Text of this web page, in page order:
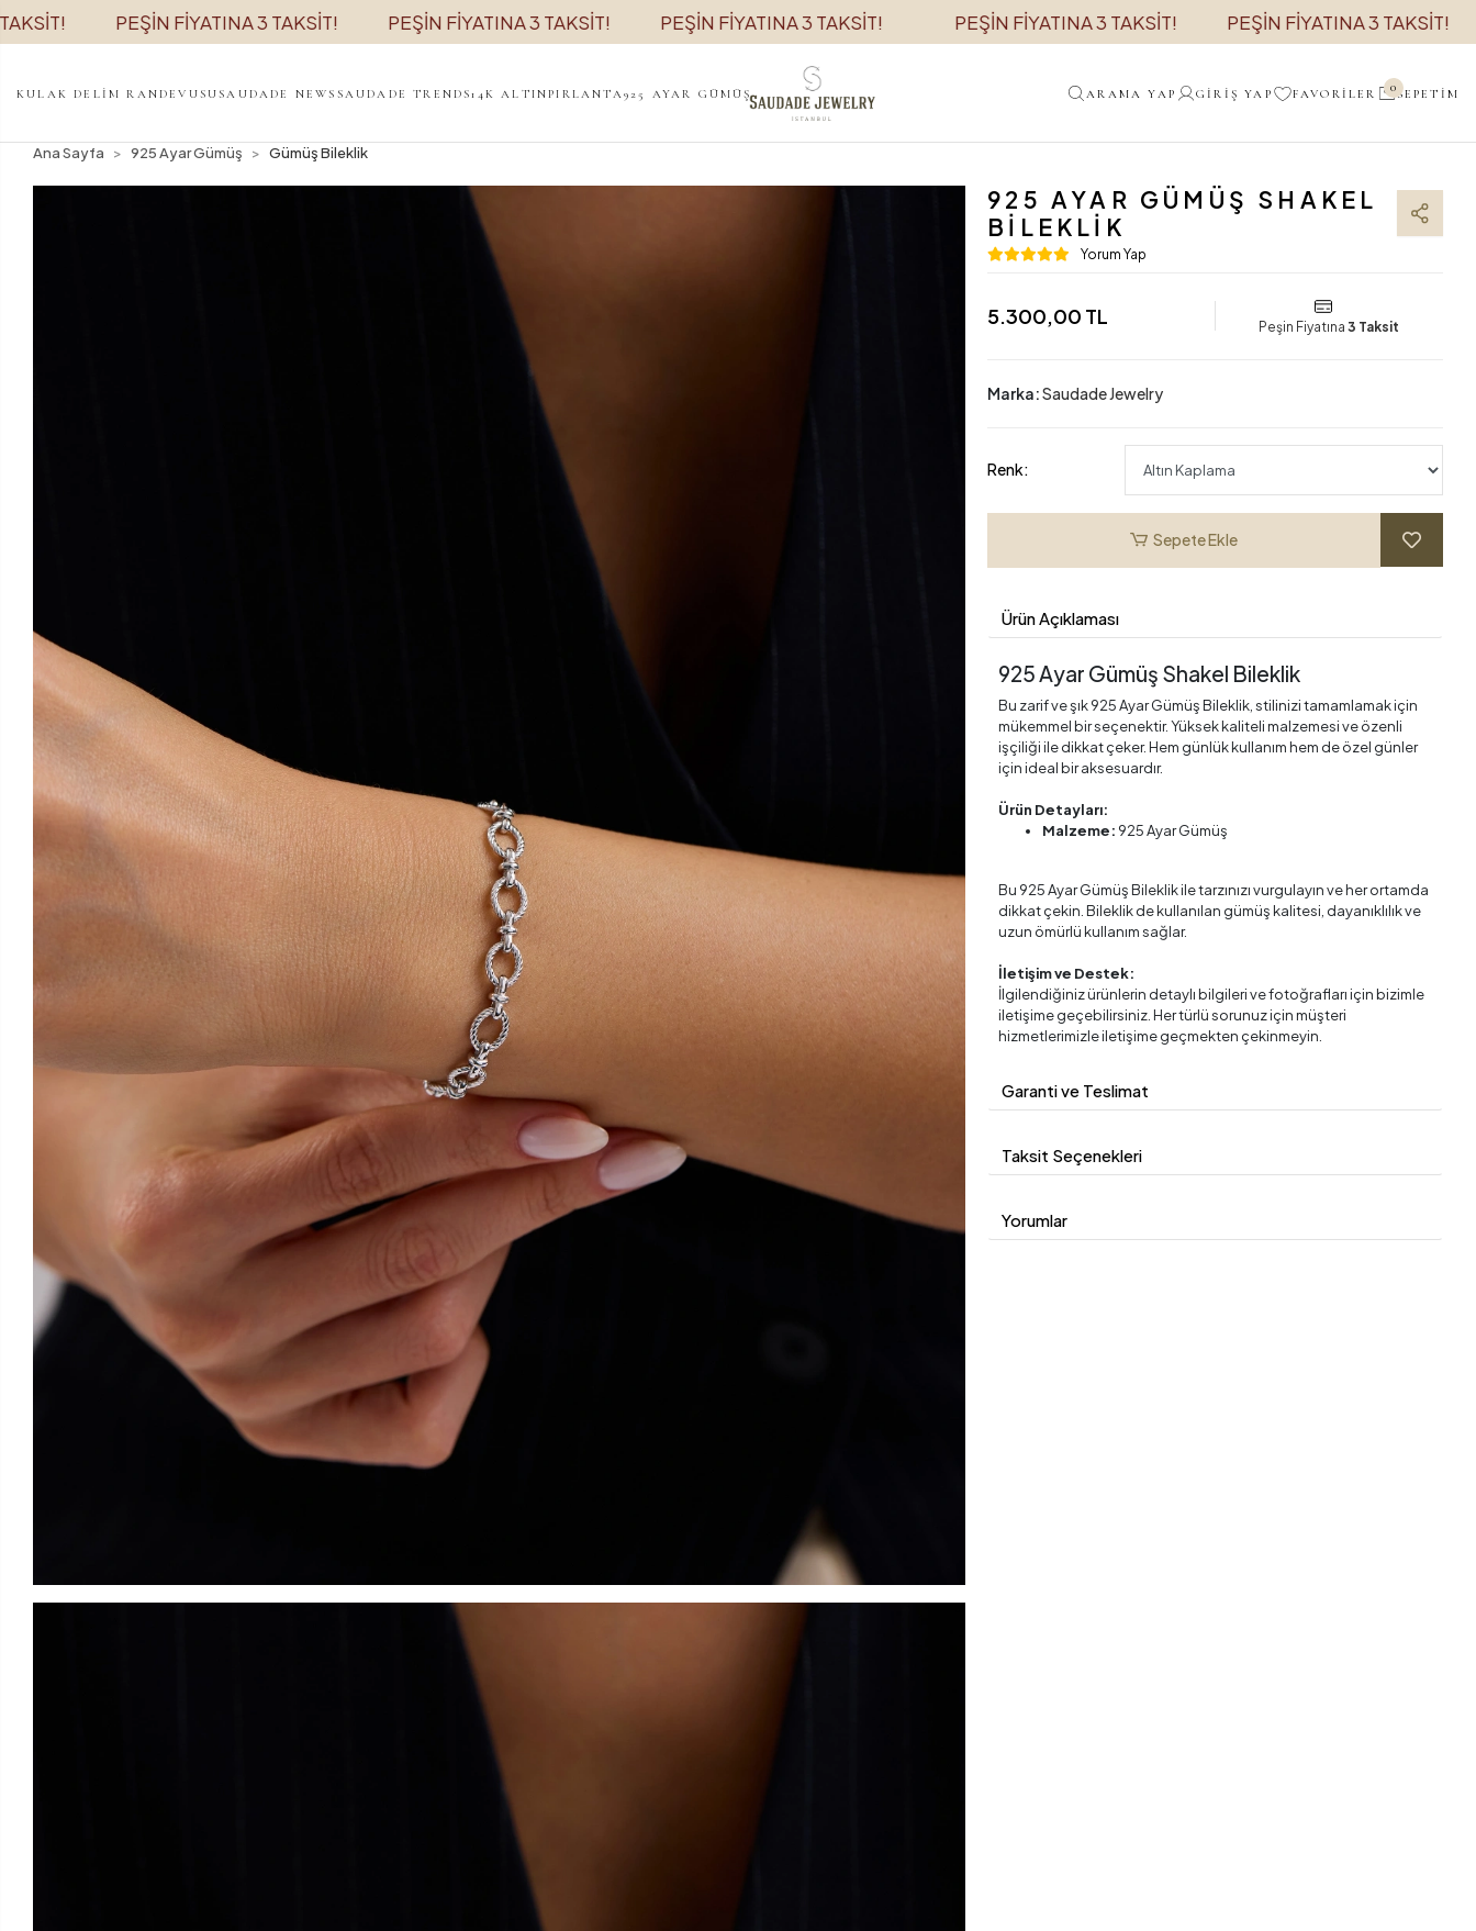
PEŞİN FİYATINA 3 TAKSİT! PEŞİN FİYATINA 3 TAKSİT! PEŞİN FİYATINA 3 TAKSİT! PEŞİN FİYATINA 3 TAKSİT! PEŞİN FİYATINA 3 TAKSİT!
KULAK DELİM RANDEVUSUSAUDADE NEWS SAUDADE TRENDS14K ALTINPIRLANTA 925 AYAR GÜMÜŞ ARAMA YAP GIRIŞ YAP FAVORILER 0 SEPETIM
Ana Sayfa 925 Ayar Gümüş Gümüş Bileklik
925 AYAR GÜMÜŞ SHAKEL
BILEKLIK
Yorum Yap
5.300,00 TL Peşin Fiyatına3 Taksit
Marka:Saudade Jewelry
Renk:
Sepete Ekle
Ürün Açıklaması
925 Ayar Gümüş Shakel Bileklik
Bu zarif ve şık 925 Ayar Gümüş Bileklik, stilinizi tamamlamak için
mükemmel bir seçenektir. Yüksek kaliteli malzemesi ve özenli
işçiliği ile dikkat çeker. Hem günlük kullanım hem de özel günler
için ideal bir aksesuardır.
Ürün Detayları:
Malzeme: 925 Ayar Gümüş
Bu 925 Ayar Gümüş Bileklik ile tarzınızı vurgulayın ve her ortamda
dikkat çekin. Bileklik de kullanılan gümüş kalitesi, dayanıklılık ve
uzun ömürlü kullanım sağlar.
İletişim ve Destek:
İlgilendiğiniz ürünlerin detaylı bilgileri ve fotoğrafları için bizimle
iletişime geçebilirsiniz. Her türlü sorunuz için müşteri
hizmetlerimizle iletişime geçmekten çekinmeyin.
Garanti ve Teslimat
Taksit Seçenekleri
Yorumlar